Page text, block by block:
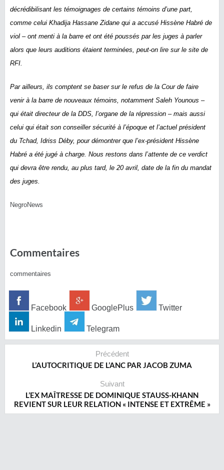
décrédibilisant les témoignages de certains témoins d’une part,
comme celui Khadija Hassane Zidane qui a accusé Hissène Habré de
viol – ont menti à la barre et ont été poussés par les juges à parler
alors que leurs auditions étaient terminées, peut-on lire sur le site de
RFI.
Par ailleurs, ils comptent se baser sur le refus de la Cour de faire
venir à la barre de nouveaux témoins, notamment Saleh Younous –
qui était directeur de la DDS, l’organe de la répression – mais aussi
celui qui était son conseiller sécurité à l’époque et l’actuel président
du Tchad, Idriss Déby, pour démontrer que l’ex-président Hissène
Habré a été jugé à charge. Nous restons dans l’attente de ce verdict
qui devra être rendu, au plus tard, le 20 avril, date de la fin du mandat
des juges.
NegroNews
Commentaires
commentaires
Facebook GooglePlus Twitter
Linkedin Telegram
Précédent
L’AUTOCRITIQUE DE L’ANC PAR JACOB ZUMA
Suivant
L’EX MAÎTRESSE DE DOMINIQUE STAUSS-KHANN
REVIENT SUR LEUR RELATION « INTENSE ET EXTRÊME »